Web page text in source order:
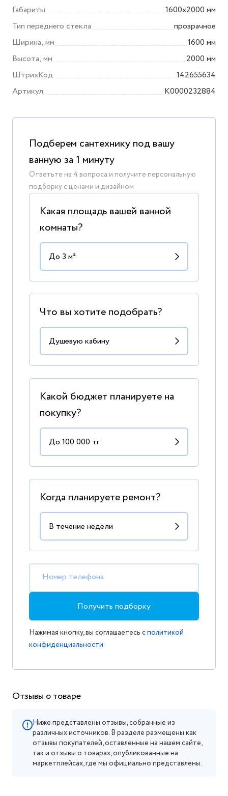
Габариты
1600x2000 мм
Тип переднего стекла
прозрачное
Ширина, мм
1600 мм
Высота, мм
2000 мм
ШтрихКод
142655634
Артикул
K0000232884
Подберем сантехнику под вашу
ванную за 1 минуту
Ответьте на 4 вопроса и получите персональную
подборку с ценами и дизайном
Какая площадь вашей ванной
комнаты?
Что вы хотите подобрать?
Какой бюджет планируете на
покупку?
Когда планируете ремонт?
Номер телефона
Получить подборку
Нажимая кнопку, вы соглашаетесь сполитикой
конфиденциальности
Отзывы о товаре
Ниже представлены отзывы, собранные из
различных источников. В разделе размещены как
отзывы покупателей, оставленные на нашем сайте,
так и отзывы о товарах, опубликованные на
маркетплейсах, где мы официально представлены.